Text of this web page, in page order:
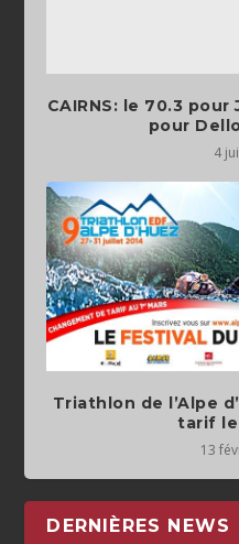
CAIRNS: le 70.3 pour
pour
4
Triathlon de l’Alpe
tarif le
13
DERNIÈRES NEWS